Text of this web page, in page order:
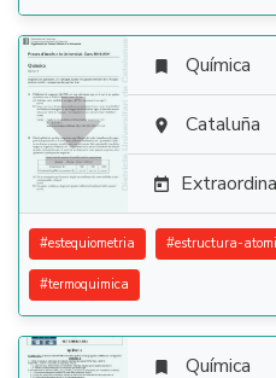

 Química
 Cataluña

#estequiometria #estructura-
#termoquimica
 Química